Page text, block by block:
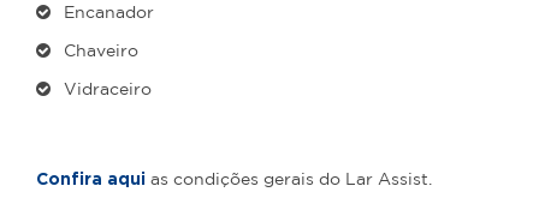
Encanador
Chaveiro
Vidraceiro
Confira aqui as condições gerais do Lar Assist.